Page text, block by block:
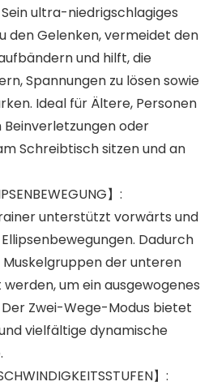
ultra-niedrigschlagiges
den Gelenken, vermeidet den
und hilft, die
Spannungen zu lösen sowie
Ideal für Ältere, Personen
oder
Schreibtisch sitzen und an
】:
unterstützt vorwärts und
Dadurch
der unteren
um ein ausgewogenes
Zwei-Wege-Modus bietet
vielfältige dynamische
】: